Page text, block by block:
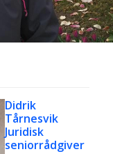
Didrik
Tårnesvik
Juridisk
seniorrådgiver